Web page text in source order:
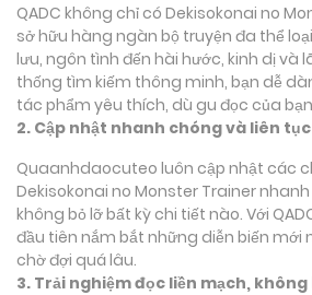
QADC không chỉ có Dekisokonai no
sở hữu hàng ngàn bộ truyện đa thể
lưu, ngôn tình đến hài hước, kinh dị và
thống tìm kiếm thông minh, bạn dễ
tác phẩm yêu thích, dù gu đọc của
2. Cập nhật nhanh chóng và liên tục
Quaanhdaocuteo luôn cập nhật các
Dekisokonai no Monster Trainer
không bỏ lỡ bất kỳ chi tiết nào. Với
đầu tiên nắm bắt những diễn biến mới
chờ đợi quá lâu.
3. Trải nghiệm đọc liền mạch,